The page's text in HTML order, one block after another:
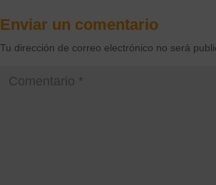
Enviar un comentario
Tu dirección de correo electrónico no será